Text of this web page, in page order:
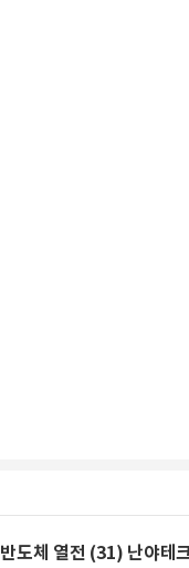
반도체 열전 (31) 난야테